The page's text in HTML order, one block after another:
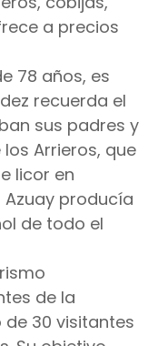
a precios
78 años, es
recuerda el
sus padres y
Arrieros, que
licor en
producía
de todo el
de la
30 visitantes